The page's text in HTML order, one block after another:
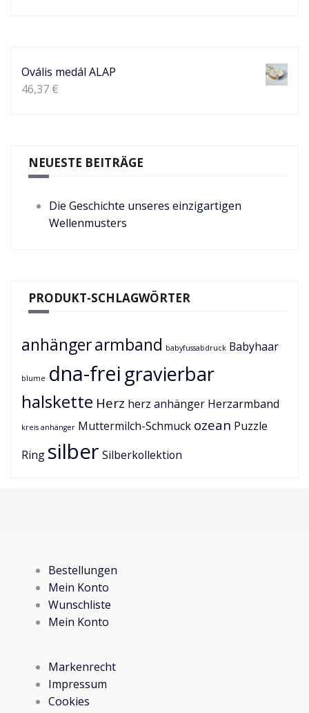
Ovális medál ALAP
46,37 €
NEUESTE BEITRÄGE
Die Geschichte unseres einzigartigen
Wellenmusters
PRODUKT-SCHLAGWÖRTER
anhängerarmband babyfussabdruck Babyhaar
blume dna-frei gravierbar
halskette Herz herz anhänger Herzarmband
kreis anhänger Muttermilch-Schmuck ozean Puzzle
Ring silber Silberkollektion
Bestellungen
Mein Konto
Wunschliste
Mein Konto
Markenrecht
Impressum
Cookies